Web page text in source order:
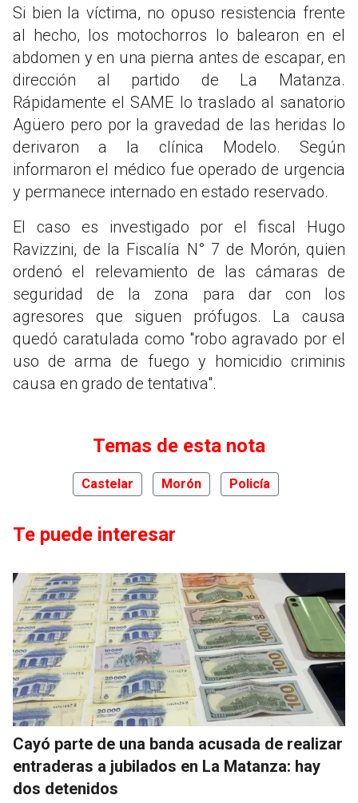
Si bien la víctima, no opuso resistencia frente
al hecho, los motochorros lo balearon en el
abdomen y en una pierna antes de escapar, en
dirección al partido de La Matanza.
Rápidamente el SAME lo traslado al sanatorio
Agüero pero por la gravedad de las heridas lo
derivaron a la clínica Modelo. Según
informaron el médico fue operado de urgencia
y permanece internado en estado reservado.
El caso es investigado por el fiscal Hugo
Ravizzini, de la Fiscalía N° 7 de Morón, quien
ordenó el relevamiento de las cámaras de
seguridad de la zona para dar con los
agresores que siguen prófugos. La causa
quedó caratulada como "robo agravado por el
uso de arma de fuego y homicidio criminis
causa en grado de tentativa".
Temas de esta nota
Castelar Morón Policía
Te puede interesar
Cayó parte de una banda acusada de realizar
entraderas a jubilados en La Matanza: hay
dos detenidos